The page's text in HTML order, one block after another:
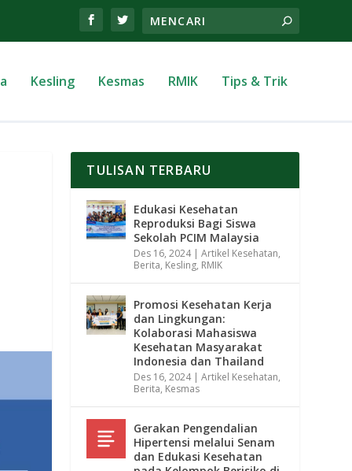
Kesling Kesmas RMIK Tips & Trik
TULISAN TERBARU
Edukasi Kesehatan
Reproduksi Bagi Siswa
Sekolah PCIM Malaysia
Des 16, 2024|Artikel Kesehatan,
Berita, Kesling, RMIK
Promosi Kesehatan Kerja
dan Lingkungan:
Kolaborasi Mahasiswa
Kesehatan Masyarakat
Indonesia dan Thailand
Des 16, 2024|Artikel Kesehatan,
Berita, Kesmas
Gerakan Pengendalian
Hipertensi melalui Senam
dan Edukasi Kesehatan